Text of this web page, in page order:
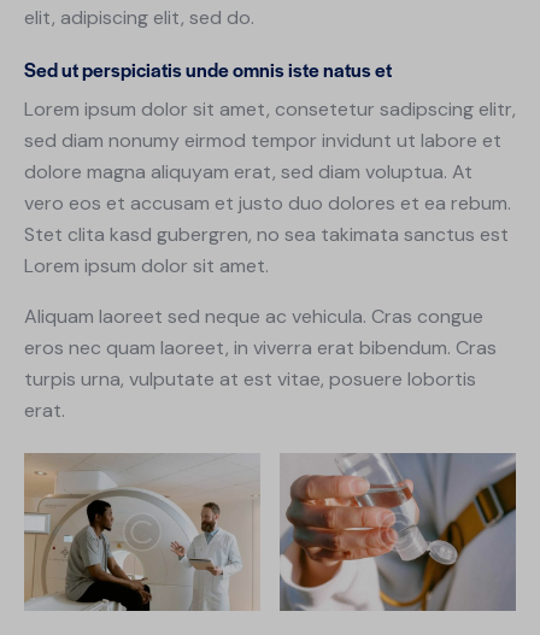
elit, adipiscing elit, sed do.
Sed ut perspiciatis unde omnis iste natus et
Lorem ipsum dolor sit amet, consetetur sadipscing elitr,
sed diam nonumy eirmod tempor invidunt ut labore et
dolore magna aliquyam erat, sed diam voluptua. At
vero eos et accusam et justo duo dolores et ea rebum.
Stet clita kasd gubergren, no sea takimata sanctus est
Lorem ipsum dolor sit amet.
Aliquam laoreet sed neque ac vehicula. Cras congue
eros nec quam laoreet, in viverra erat bibendum. Cras
turpis urna, vulputate at est vitae, posuere lobortis
erat.